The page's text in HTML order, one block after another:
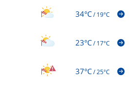
34°C/19°C
23°C/17°C
37°C/25°C